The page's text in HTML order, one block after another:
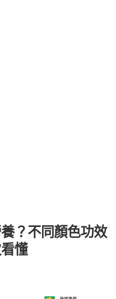
？不同顏色功效
懂